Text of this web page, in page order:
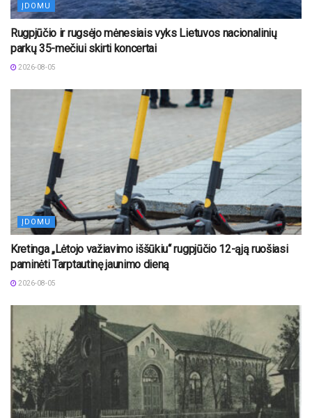
ĮDOMU
Rugpjūčio ir rugsėjo mėnesiais vyks Lietuvos nacionalinių
parkų 35-mečiui skirti koncertai
2026-08-05
ĮDOMU
Kretinga „Lėtojo važiavimo iššūkiu“ rugpjūčio 12-ąją ruošiasi
paminėti Tarptautinę jaunimo dieną
2026-08-05